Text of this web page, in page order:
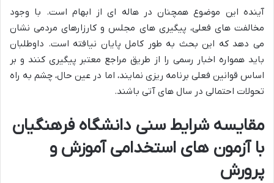
آینده این موضوع همچنان در هاله ای از ابهام است. با وجود
مخالفت های فعلی، پیگیری های مجلس و کارزارهای مردمی نشان
می دهد که این بحث به طور کامل پایان نیافته است. داوطلبان
باید همواره اخبار رسمی را از طریق مراجع معتبر پیگیری کنند و بر
اساس قوانین فعلی برنامه ریزی نمایند، اما در عین حال، چشم به راه
تحولات احتمالی در سال های آتی باشند.
مقایسه شرایط سنی دانشگاه فرهنگیان
با آزمون های استخدامی آموزش و
پرورش